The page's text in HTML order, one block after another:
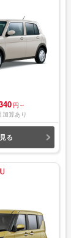
円～
加算あり
る